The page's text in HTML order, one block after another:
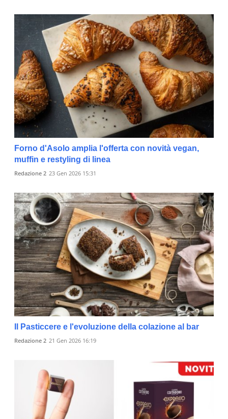
Forno d'Asolo amplia l'offerta con novità vegan,
muffin e restyling di linea
Redazione 2 23 Gen 2026 15:31
Il Pasticcere e l'evoluzione della colazione al bar
Redazione 2 21 Gen 2026 16:19